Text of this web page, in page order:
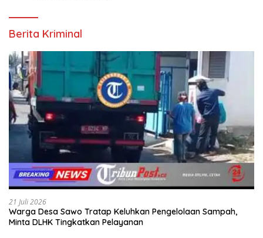
Berita Kriminal
21 Juli 2026
Warga Desa Sawo Tratap Keluhkan Pengelolaan Sampah,
Minta DLHK Tingkatkan Pelayanan